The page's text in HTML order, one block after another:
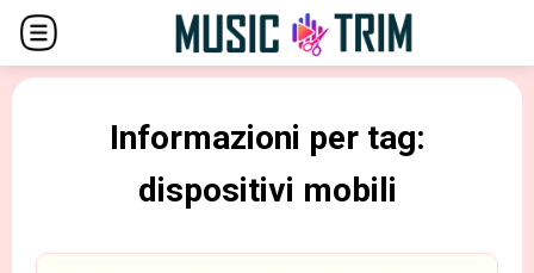
Informazioni per tag:
dispositivi mobili